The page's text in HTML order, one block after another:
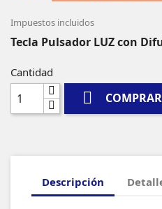
Impuestos incluidos
Tecla Pulsador LUZ con
Cantidad
 COMPRAR
Descripción